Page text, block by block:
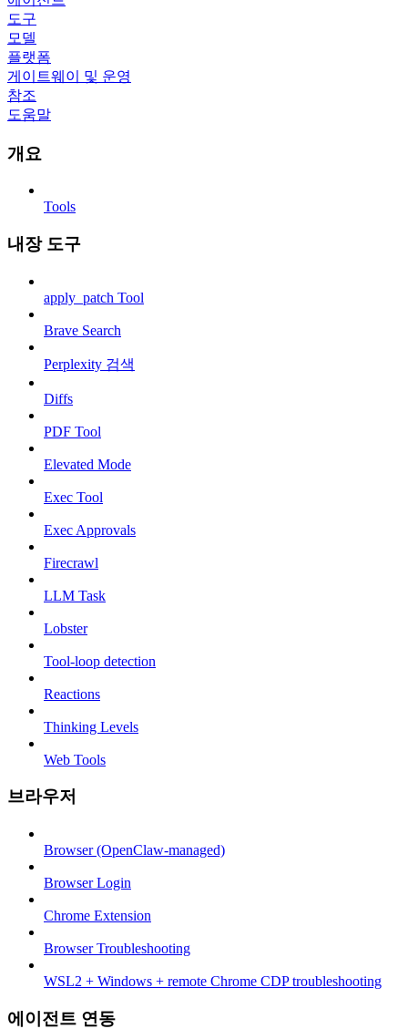
도구
모델
플랫폼
게이트웨이 및 운영
참조
도움말
개요
Tools
내장 도구
apply_patch Tool
Brave Search
Perplexity 검색
Diffs
PDF Tool
Elevated Mode
Exec Tool
Exec Approvals
Firecrawl
LLM Task
Lobster
Tool-loop detection
Reactions
Thinking Levels
Web Tools
브라우저
Browser (OpenClaw-managed)
Browser Login
Chrome Extension
Browser Troubleshooting
WSL2 + Windows + remote Chrome CDP troubleshooting
에이전트 연동